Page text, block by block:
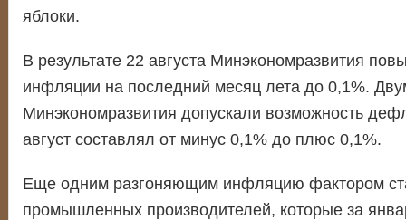
яблоки.
В результате 22 августа Минэкономразвития
инфляции на последний месяц лета до 0,1%.
Минэкономразвития допускали возможность
август составлял от минус 0,1% до плюс 0,1%.
Еще одним разгоняющим инфляцию фактором
промышленных производителей, которые за